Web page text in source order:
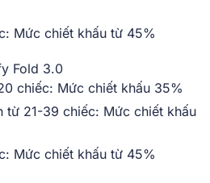
Mức chiết khấu từ 45%
Fold 3.0
chiếc: Mức chiết khấu 35%
21-39 chiếc: Mức chiết khấu
Mức chiết khấu từ 45%